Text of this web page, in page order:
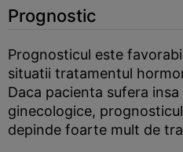
Prognostic
Prognosticul este
situatii tratamentul
Daca pacienta sufera
ginecologice,
depinde foarte mult de